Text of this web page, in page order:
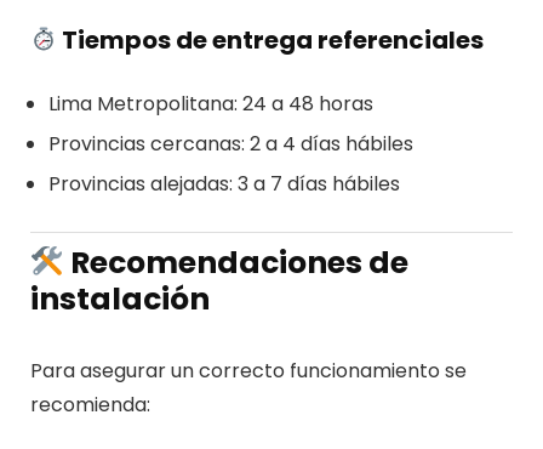
Tiempos de entrega referenciales
Lima Metropolitana: 24 a 48 horas
Provincias cercanas: 2 a 4 días hábiles
Provincias alejadas: 3 a 7 días hábiles
Recomendaciones de
instalación
Para asegurar un correcto funcionamiento se
recomienda: